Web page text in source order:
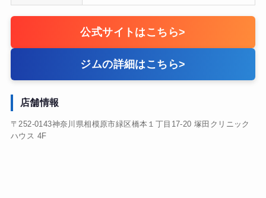
公式サイトはこちら>
ジムの詳細はこちら>
店舗情報
〒252-0143神奈川県相模原市緑区橋本１丁目17-20 塚田クリニック
ハウス 4F